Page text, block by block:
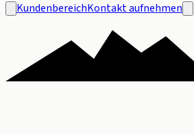
KundenbereichKontakt aufnehmen